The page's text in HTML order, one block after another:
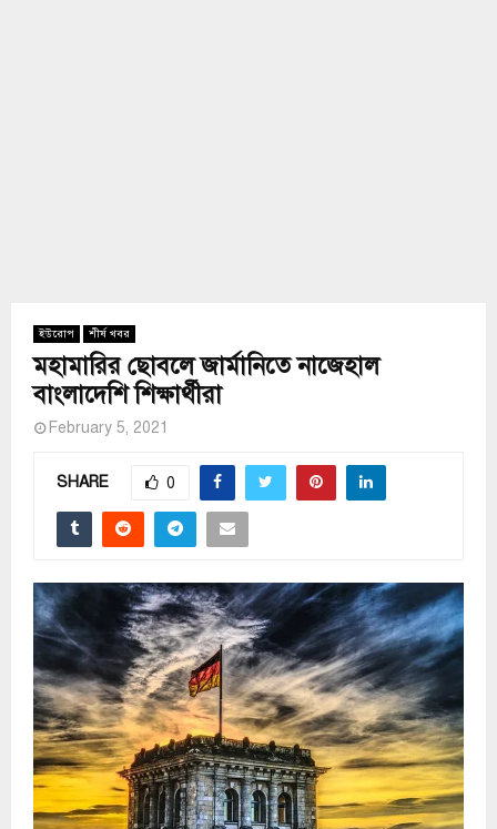
ইউরোপ শীর্ষ খবর
মহামারির ছোবলে জার্মানিতে নাজেহাল
বাংলাদেশি শিক্ষার্থীরা
February 5, 2021
SHARE 0